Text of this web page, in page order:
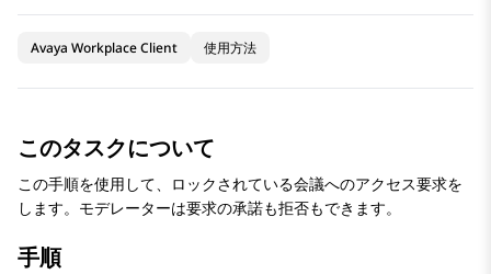
Avaya Workplace Client 使用方法
このタスクについて
この手順を使用して、ロックされている会議へのアクセス要求を
します。モデレーターは要求の承諾も拒否もできます。
手順